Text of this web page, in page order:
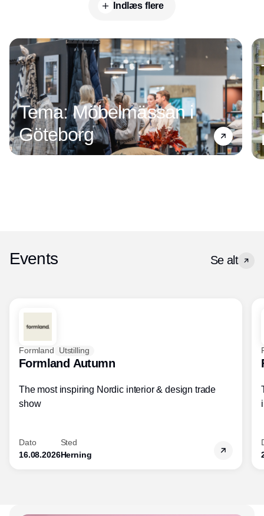
Indlæs flere
Tema: Möbelmässan i
Göteborg
Events Se alt
Formland Utstilling
Formland Autumn
The most inspiring Nordic interior & design trade
show
Dato
16.08.2026
Sted
Herning